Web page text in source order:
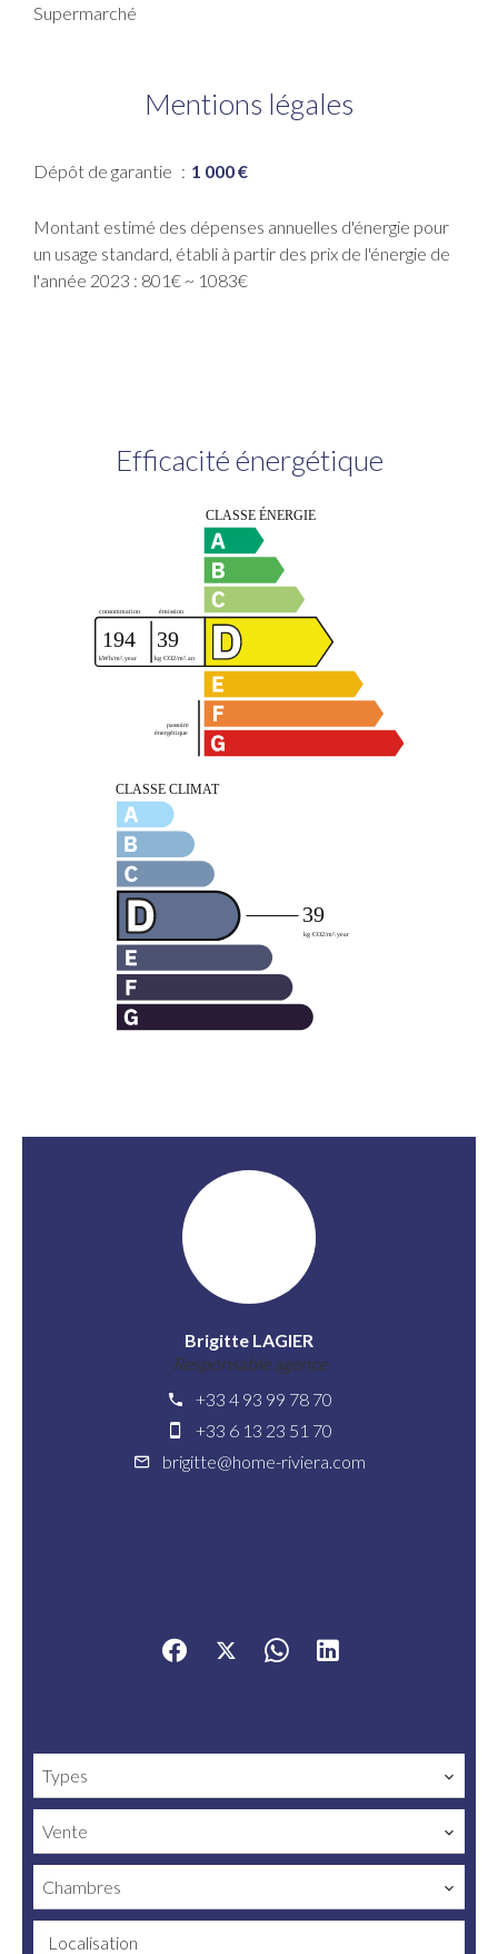
Supermarché
Mentions légales
Dépôt de garantie 1 000 €
Montant estimé des dépenses annuelles d'énergie pour
un usage standard, établi à partir des prix de l'énergie de
l'année 2023 : 801€ ~ 1083€
Efficacité énergétique
Brigitte LAGIER
Responsable agence
+33 4 93 99 78 70
+33 6 13 23 51 70
brigitte@home-riviera.com
Types
Vente
Chambres
Localisation